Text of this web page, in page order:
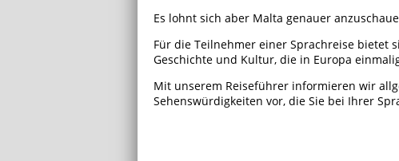
Es lohnt sich aber Malta genauer
Für die Teilnehmer einer Sprachreise bietet
Geschichte und Kultur, die in Europa
Mit unserem Reiseführer informieren wir
Sehenswürdigkeiten vor, die Sie bei Ihrer